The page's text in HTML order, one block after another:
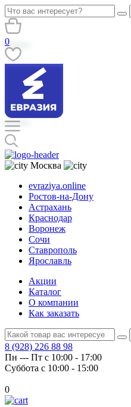
0
Москва
evraziya.online
Ростов-на-Дону
Астрахань
Краснодар
Воронеж
Сочи
Ставрополь
Ярославль
Акции
Каталог
О компании
Как заказать
8 (928) 226 88 98
Пн --- Пт с 10:00 - 17:00
Суббота с 10:00 - 15:00
0